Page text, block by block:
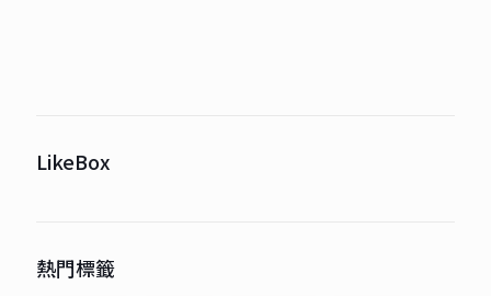
LikeBox
熱門標籤